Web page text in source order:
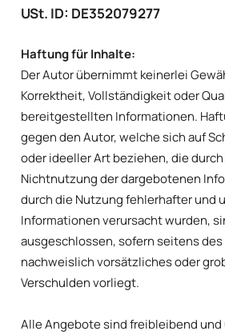
USt. ID: DE352079277
Haftung für Inhalte:
Der Autor übernimmt keinerlei
Korrektheit, Vollständigkeit oder
bereitgestellten Informationen.
gegen den Autor, welche sich auf
oder ideeller Art beziehen, die
Nichtnutzung der dargebotenen
durch die Nutzung fehlerhafter und
Informationen verursacht wurden,
ausgeschlossen, sofern seitens
nachweislich vorsätzliches oder
Verschulden vorliegt.
Alle Angebote sind freibleibend